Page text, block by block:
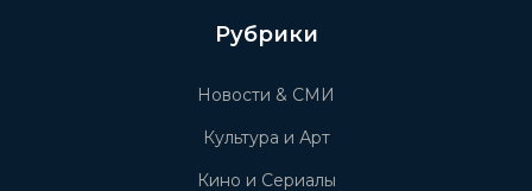
Рубрики
Новости & СМИ
Культура и Арт
Кино и Сериалы